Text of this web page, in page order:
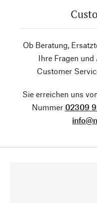
Ob Beratung,
Ihre Fragen
Customer
Sie erreichen uns
Nummer 02309